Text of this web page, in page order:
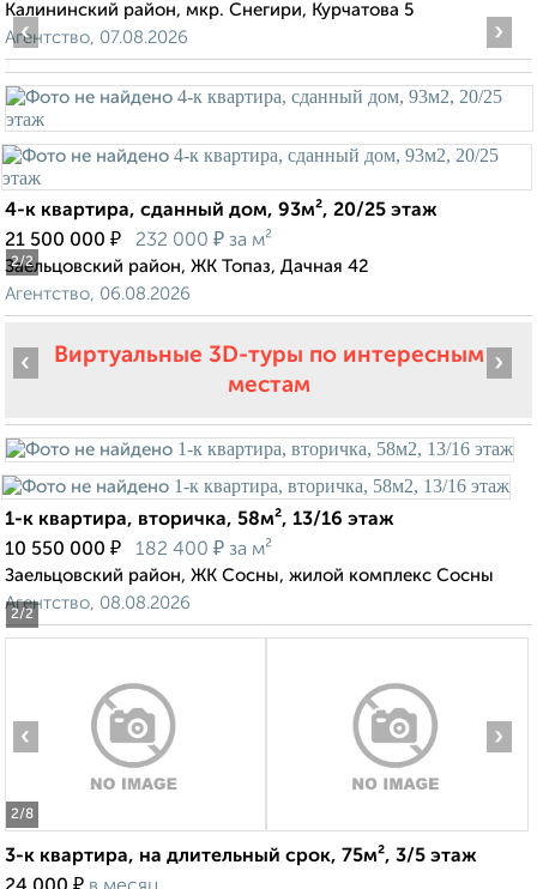
Калининский район, мкр. Снегири, Курчатова 5
Агентство, 07.08.2026
2/2
‹ ›
4-к квартира, сданный дом, 93м², 20/25 этаж
21 500 000 ₽ 232 000 ₽ за м²
Заельцовский район, ЖК Топаз, Дачная 42
Агентство, 06.08.2026
Виртуальные 3D-туры по интересным
местам
2/2
‹ ›
1-к квартира, вторичка, 58м², 13/16 этаж
10 550 000 ₽ 182 400 ₽ за м²
Заельцовский район, ЖК Сосны, жилой комплекс Сосны
Агентство, 08.08.2026
2/8
‹ ›
3-к квартира, на длительный срок, 75м², 3/5 этаж